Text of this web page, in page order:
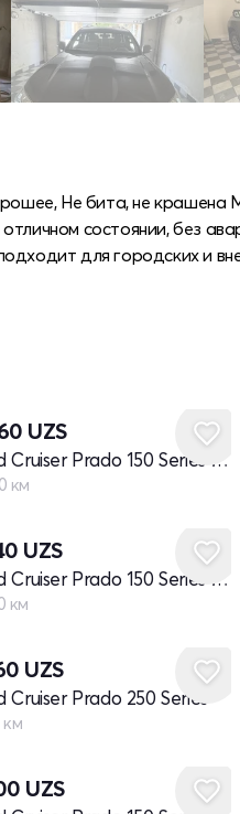
Не бита, не крашена
состоянии, без
для городских и
UZS
Toyota Land Cruiser Prado 150 Series рестайлинг 2
км
UZS
Toyota Land Cruiser Prado 150 Series рестайлинг 2
км
UZS
Prado 250 Series
км
UZS